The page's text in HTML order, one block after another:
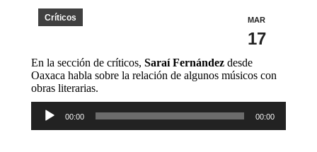
MAR
17
Críticos
En la sección de críticos, Saraí Fernández desde
Oaxaca habla sobre la relación de algunos músicos con
obras literarias.
Reproductor
audio
00:00 00:00